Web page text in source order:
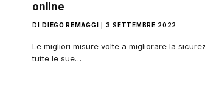
online
DI DIEGO REMAGGI 3 SETTEMBRE 2022
Le migliori misure volte a migliorare la
tutte le sue…